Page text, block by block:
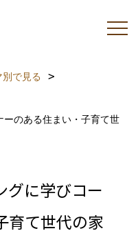
で見る
ーのある住まい・子育て世
グに学びコー
育て世代の家